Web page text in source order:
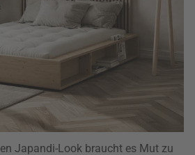
Japandi-Look braucht es Mut zu